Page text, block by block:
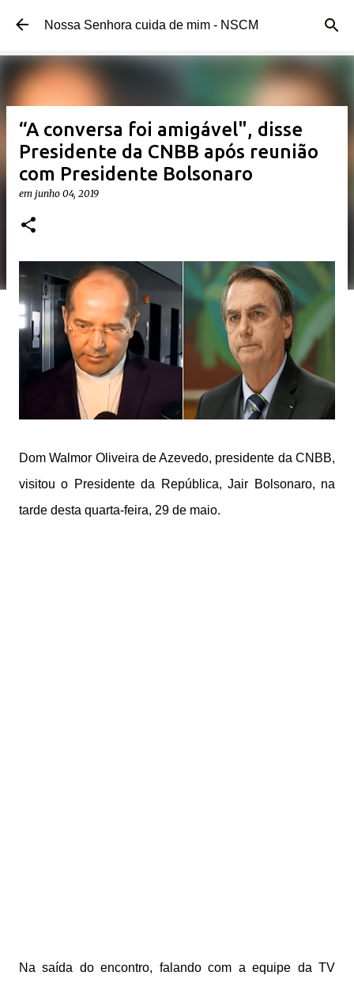
Pular para o conteúdo principal
Nossa Senhora cuida de mim - NSCM
“A conversa foi amigável", disse
Presidente da CNBB após reunião
com Presidente Bolsonaro
em junho 04, 2019
Dom Walmor Oliveira de Azevedo, presidente da CNBB,
visitou o Presidente da República, Jair Bolsonaro, na
tarde desta quarta-feira, 29 de maio.
Na saída do encontro, falando com a equipe da TV